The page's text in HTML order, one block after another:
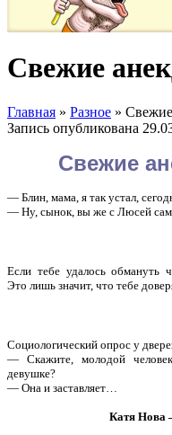
Свежие
Главная » Разное »
Запись опубликована
Свежие
— Блин, мама, я так устал,
— Ну, сынок, вы же с Люсей
Если тебе удалось обмануть
Это лишь значит, что тебе
Социологический опрос у
— Скажите, молодой
девушке?
— Она и заставляет…
Катя Нова